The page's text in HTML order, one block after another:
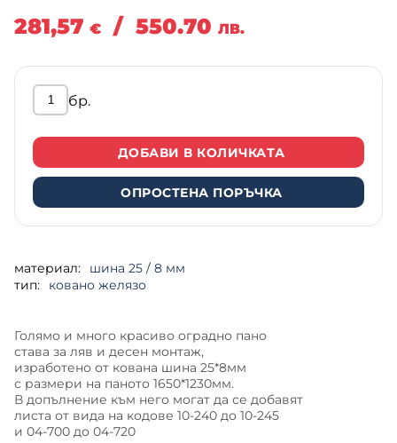
281,57 € / 550.70 ЛВ.
бр.
ДОБАВИ В КОЛИЧКАТА
ОПРОСТЕНА ПОРЪЧКА
материал:
шина 25 / 8 мм
тип:
ковано желязо
Голямо и много красиво оградно пано
става за ляв и десен монтаж,
изработено от кована шина 25*8мм
с размери на паното 1650*1230мм.
В допълнение към него могат да се добавят
листа от вида на кодове 10-240 до 10-245
и 04-700 до 04-720